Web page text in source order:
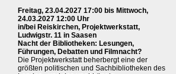
Freitag, 23.04.2027 17:00 bis Mittwoch,
24.03.2027 12:00 Uhr
in/bei Reiskirchen, Projektwerkstatt,
Ludwigstr. 11 in Saasen
Nacht der Bibliotheken: Lesungen,
Führungen, Debatten und Filmnacht?
Die Projektwerkstatt beherbergt eine der
größten politischen und Sachbibliotheken des